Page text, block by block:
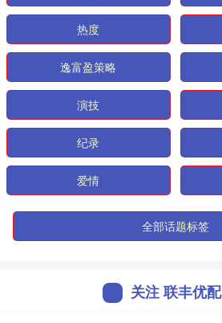
热度
逸富盈策略
演技
纪录
爱情
全部话题标签
关注 联丰优配